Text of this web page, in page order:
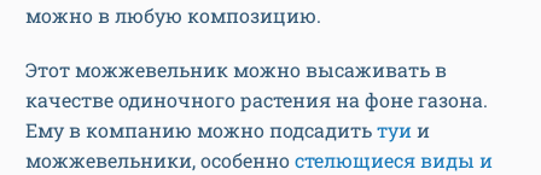
можно в любую композицию.
Этот можжевельник можно высаживать в
качестве одиночного растения на фоне газона.
Ему в компанию можно подсадитьтуии
можжевельники, особенностелющиеся виды и